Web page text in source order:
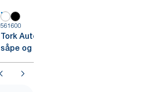
561600
Tork Automatisk Dispenser for
såpe og hånddesinfeksjon